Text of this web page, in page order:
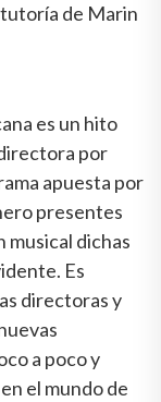
tutoría de Marin
es un hito
por
apuesta por
presentes
musical dichas
Es
directoras y
a poco y
el mundo de